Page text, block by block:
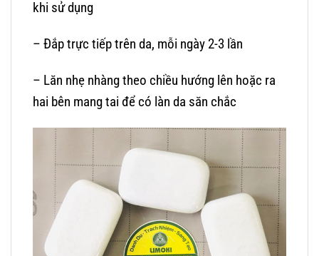
khi sử dụng
– Đắp trực tiếp trên da, mỗi ngày 2-3 lần
– Lăn nhẹ nhàng theo chiều hướng lên hoặc ra
hai bên mang tai để có làn da săn chắc